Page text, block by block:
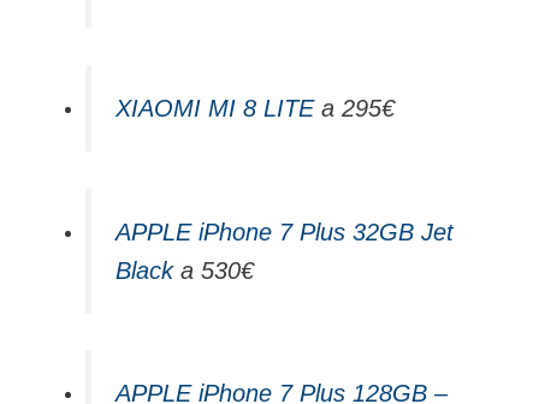
XIAOMI MI 8 LITEa 295€
APPLE iPhone 7 Plus 32GB Jet
Blacka 530€
APPLE iPhone 7 Plus 128GB –